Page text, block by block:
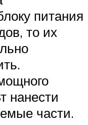
питания
то их
нанести
части.